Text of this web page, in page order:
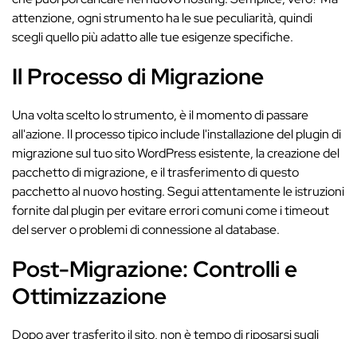
attenzione, ogni strumento ha le sue peculiarità, quindi
scegli quello più adatto alle tue esigenze specifiche.
Il Processo di Migrazione
Una volta scelto lo strumento, è il momento di passare
all'azione. Il processo tipico include l'installazione del plugin di
migrazione sul tuo sito WordPress esistente, la creazione del
pacchetto di migrazione, e il trasferimento di questo
pacchetto al nuovo hosting. Segui attentamente le istruzioni
fornite dal plugin per evitare errori comuni come i timeout
del server o problemi di connessione al database.
Post-Migrazione: Controlli e
Ottimizzazione
Dopo aver trasferito il sito, non è tempo di riposarsi sugli